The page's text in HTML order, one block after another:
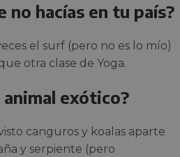
hacías en tu país?
el surf (pero no es lo mío)
otra clase de Yoga.
exótico?
canguros y koalas aparte
y serpiente (pero